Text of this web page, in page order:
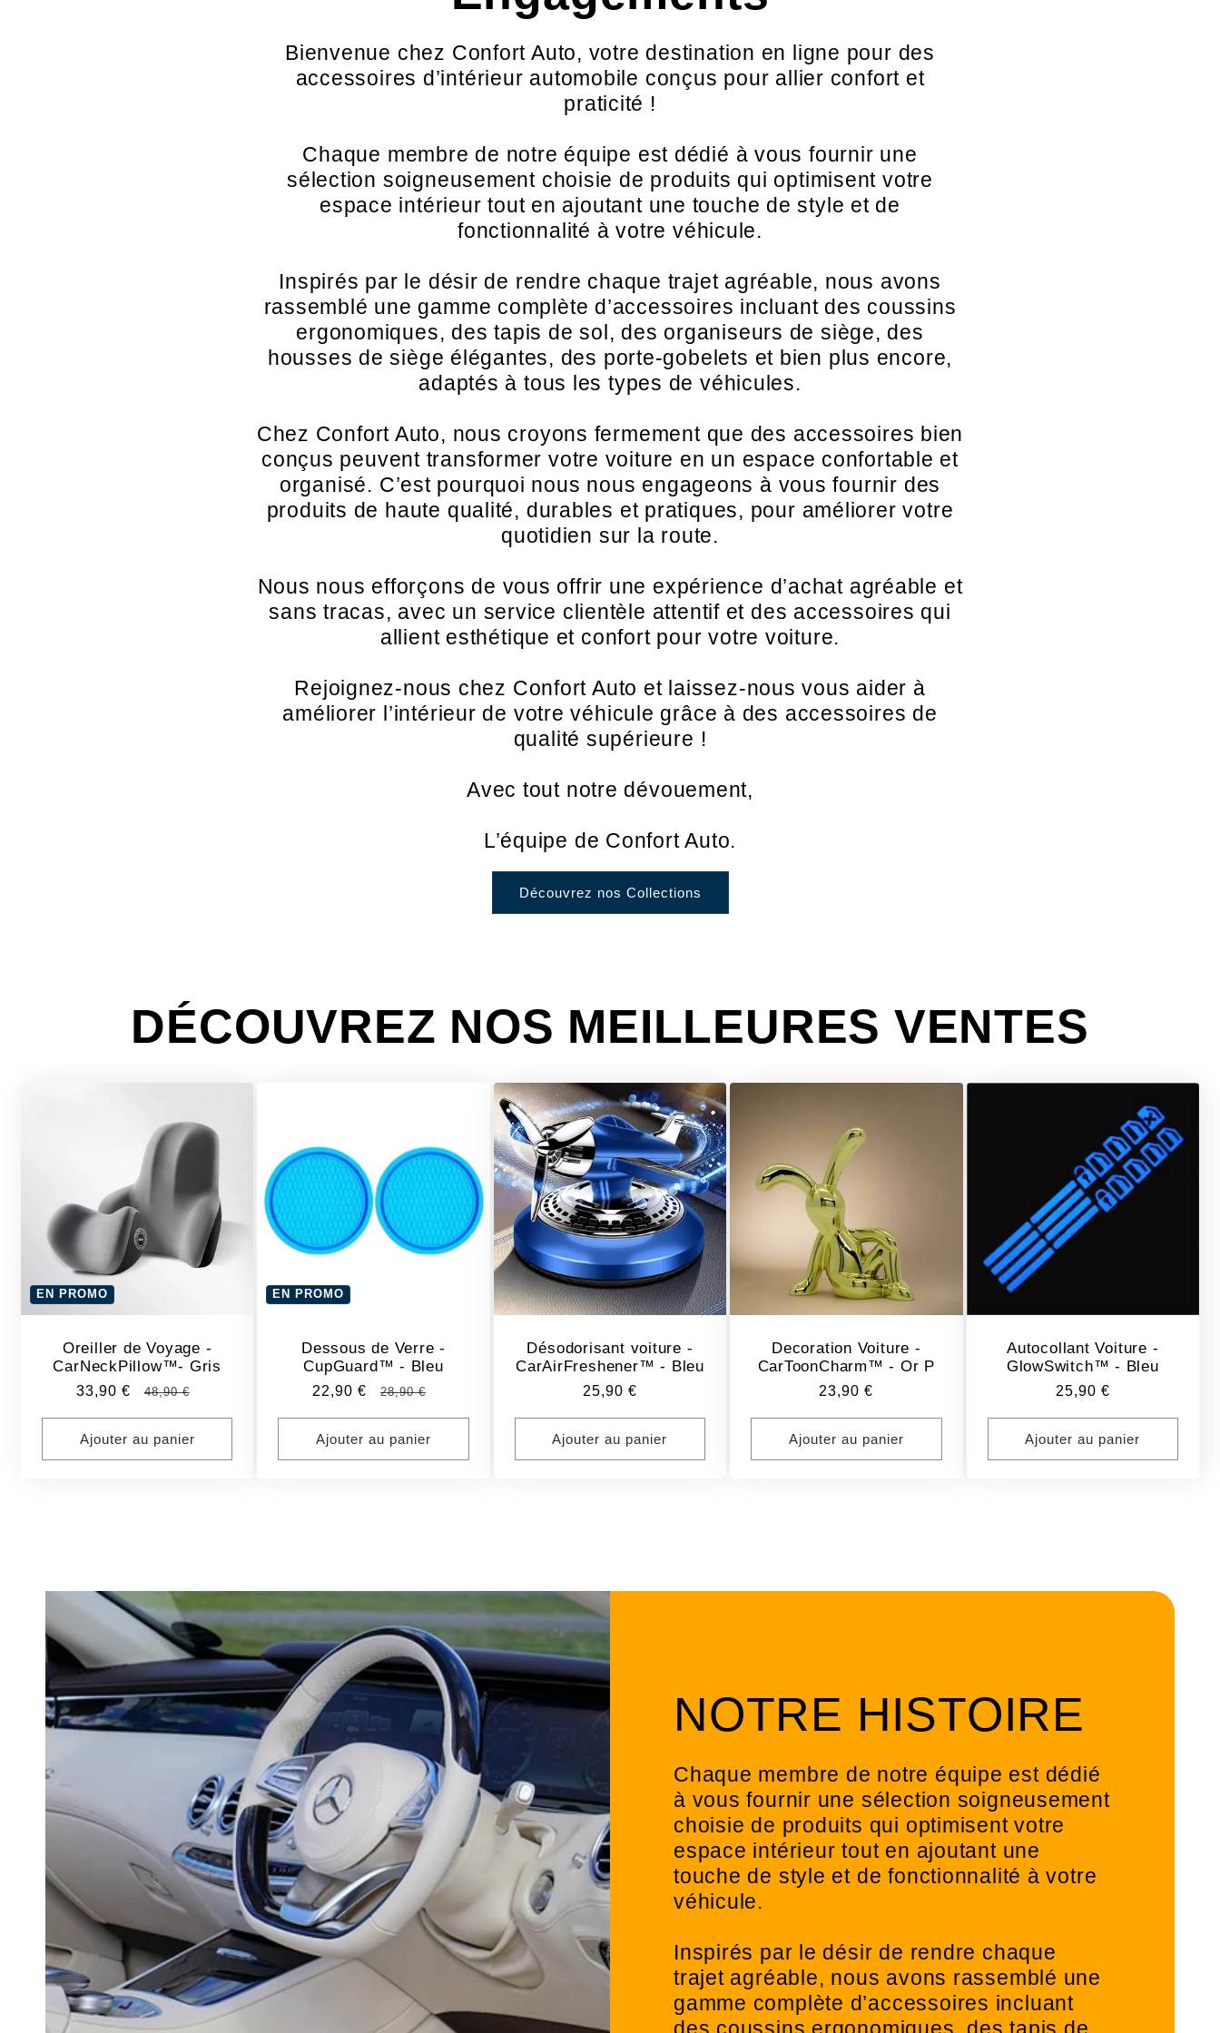
Bienvenue chez Confort Auto, votre destination en ligne pour des
accessoires d’intérieur automobile conçus pour allier confort et
praticité !
Chaque membre de notre équipe est dédié à vous fournir une
sélection soigneusement choisie de produits qui optimisent votre
espace intérieur tout en ajoutant une touche de style et de
fonctionnalité à votre véhicule.
Inspirés par le désir de rendre chaque trajet agréable, nous avons
rassemblé une gamme complète d’accessoires incluant des coussins
ergonomiques, des tapis de sol, des organiseurs de siège, des
housses de siège élégantes, des porte-gobelets et bien plus encore,
adaptés à tous les types de véhicules.
Chez Confort Auto, nous croyons fermement que des accessoires bien
conçus peuvent transformer votre voiture en un espace confortable et
organisé. C’est pourquoi nous nous engageons à vous fournir des
produits de haute qualité, durables et pratiques, pour améliorer votre
quotidien sur la route.
Nous nous efforçons de vous offrir une expérience d’achat agréable et
sans tracas, avec un service clientèle attentif et des accessoires qui
allient esthétique et confort pour votre voiture.
Rejoignez-nous chez Confort Auto et laissez-nous vous aider à
améliorer l’intérieur de votre véhicule grâce à des accessoires de
qualité supérieure !
Avec tout notre dévouement,
L’équipe de Confort Auto.
Découvrez nos Collections
DÉCOUVREZ NOS MEILLEURES VENTES
EN PROMO
Oreiller de Voyage -
CarNeckPillow™- Gris
Prix
33,90 €
Prix
48,90 €
Ajouter au panier
EN PROMO
Dessous de Verre -
CupGuard™ - Bleu
Prix
22,90 €
Prix
28,90 €
Ajouter au panier
Désodorisant voiture -
CarAirFreshener™ - Bleu
Prix
25,90 €
Ajouter au panier
Decoration Voiture -
CarToonCharm™ - Or P
Prix
23,90 €
Ajouter au panier
Autocollant Voiture -
GlowSwitch™ - Bleu
Prix
25,90 €
Ajouter au panier
NOTRE HISTOIRE
Chaque membre de notre équipe est dédié
à vous fournir une sélection soigneusement
choisie de produits qui optimisent votre
espace intérieur tout en ajoutant une
touche de style et de fonctionnalité à votre
véhicule.
Inspirés par le désir de rendre chaque
trajet agréable, nous avons rassemblé une
gamme complète d’accessoires incluant
des coussins ergonomiques, des tapis de